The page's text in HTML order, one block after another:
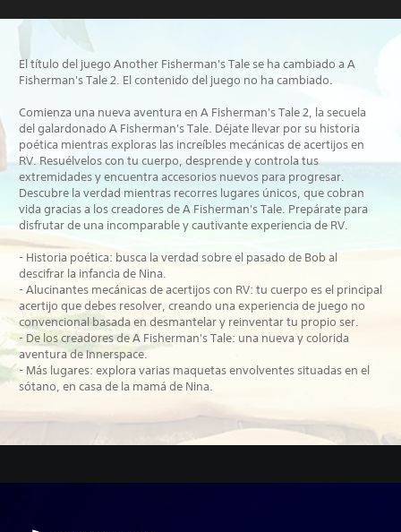
El título del juego Another Fisherman's Tale se ha cambiado a A
Fisherman's Tale 2. El contenido del juego no ha cambiado.
Comienza una nueva aventura en A Fisherman's Tale 2, la secuela
del galardonado A Fisherman's Tale. Déjate llevar por su historia
poética mientras exploras las increíbles mecánicas de acertijos en
RV. Resuélvelos con tu cuerpo, desprende y controla tus
extremidades y encuentra accesorios nuevos para progresar.
Descubre la verdad mientras recorres lugares únicos, que cobran
vida gracias a los creadores de A Fisherman's Tale. Prepárate para
disfrutar de una incomparable y cautivante experiencia de RV.
- Historia poética: busca la verdad sobre el pasado de Bob al
descifrar la infancia de Nina.
- Alucinantes mecánicas de acertijos con RV: tu cuerpo es el principal
acertijo que debes resolver, creando una experiencia de juego no
convencional basada en desmantelar y reinventar tu propio ser.
- De los creadores de A Fisherman's Tale: una nueva y colorida
aventura de Innerspace.
- Más lugares: explora varias maquetas envolventes situadas en el
sótano, en casa de la mamá de Nina.